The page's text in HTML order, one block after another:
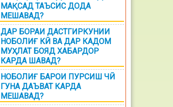
МАҚСАД ТАЪСИС ДОДА
МЕШАВАД?
ДАР БОРАИ ДАСТГИРКУНИИ
НОБОЛИҒ КӢ ВА ДАР КАДОМ
МУҲЛАТ БОЯД ХАБАРДОР
КАРДА ШАВАД?
НОБОЛИҒ БАРОИ ПУРСИШ ЧӢ
ГУНА ДАЪВАТ КАРДА
МЕШАВАД?